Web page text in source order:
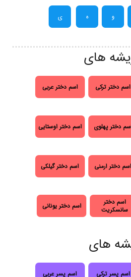
و ه ی
های
اسم دختر ترکی اسم دختر عربی
دختر پهلوی اسم دختر اوستایی
اسم دختر ارمنی اسم دختر گیلکی
اسم دختر
سانسکریت
اسم دختر یونانی
های
اسم پسر ترکی اسم پسر عربی